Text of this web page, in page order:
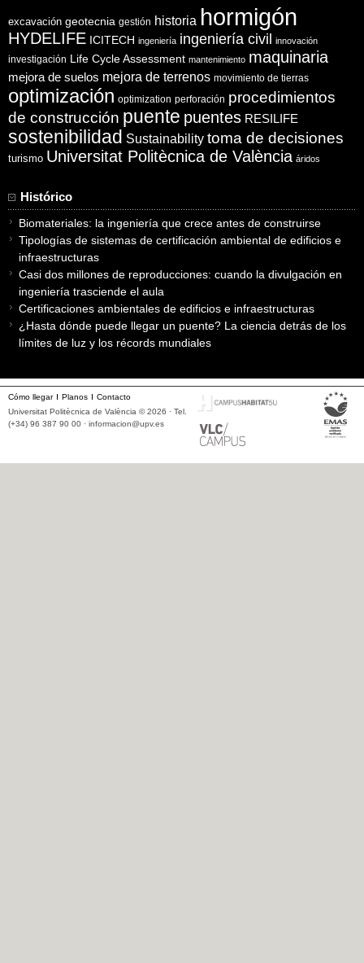
excavación geotecnia gestión historia hormigón
HYDELIFE ICITECH ingeniería ingeniería civil innovación
investigación Life Cycle Assessment mantenimiento maquinaria
mejora de suelos mejora de terrenos movimiento de tierras
optimización optimization perforación procedimientos
de construcción puente puentes RESILIFE
sostenibilidad Sustainability toma de decisiones
turismo Universitat Politècnica de València áridos
Histórico
Biomateriales: la ingeniería que crece antes de construirse
Tipologías de sistemas de certificación ambiental de edificios e
infraestructuras
Casi dos millones de reproducciones: cuando la divulgación en
ingeniería trasciende el aula
Certificaciones ambientales de edificios e infraestructuras
¿Hasta dónde puede llegar un puente? La ciencia detrás de los
límites de luz y los récords mundiales
Cómo llegar Planos
Contacto
Universitat Politècnica de València © 2026 · Tel.
(+34) 96 387 90 00 · informacion@upv.es